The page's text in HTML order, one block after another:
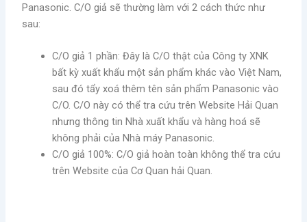
Panasonic. C/O giả sẽ thường làm với 2 cách thức như
sau:
C/O giả 1 phần: Đây là C/O thật của Công ty XNK
bất kỳ xuất khẩu một sản phẩm khác vào Việt Nam,
sau đó tẩy xoá thêm tên sản phẩm Panasonic vào
C/O. C/O này có thể tra cứu trên Website Hải Quan
nhưng thông tin Nhà xuất khẩu và hàng hoá sẽ
không phải của Nhà máy Panasonic.
C/O giả 100%: C/O giả hoàn toàn không thể tra cứu
trên Website của Cơ Quan hải Quan.